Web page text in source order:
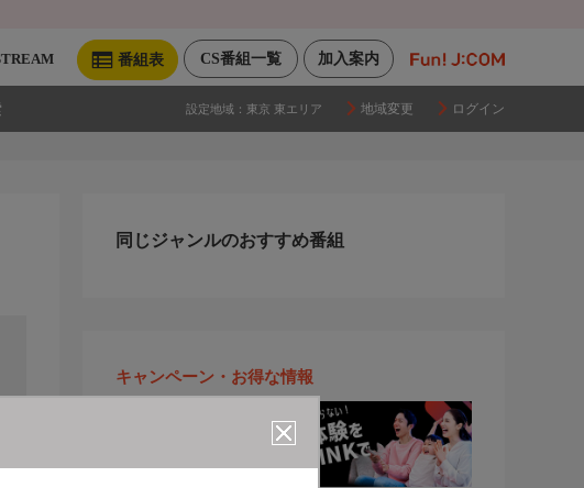
加入案内
CS番組一覧
番組表
設定地域： 東京 東エリア 地域変更 ログイン
同じジャンルのおすすめ番組
キャンペーン・お得な情報